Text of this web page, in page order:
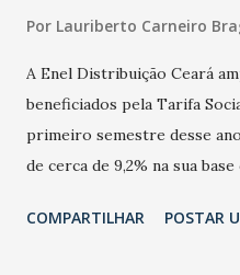
Por Lauriberto Carneiro
A Enel Distribuição Ceará
beneficiados pela Tarifa
primeiro semestre desse
de cerca de 9,2% na sua
ano, um total de 1.419.411
COMPARTILHAR POSTAR